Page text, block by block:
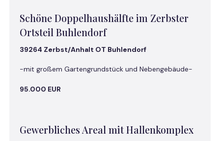
Schöne Doppelhaushälfte im Zerbster
Ortsteil Buhlendorf
39264 Zerbst/Anhalt OT Buhlendorf
-mit großem Gartengrundstück und Nebengebäude-
95.000 EUR
Gewerbliches Areal mit Hallenkomplex